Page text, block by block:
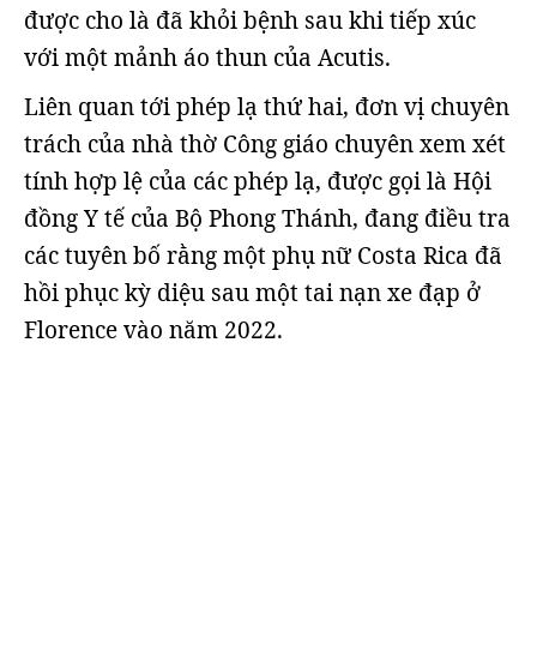
được cho là đã khỏi bệnh sau khi tiếp xúc
với một mảnh áo thun của Acutis.
Liên quan tới phép lạ thứ hai, đơn vị chuyên
trách của nhà thờ Công giáo chuyên xem xét
tính hợp lệ của các phép lạ, được gọi là Hội
đồng Y tế của Bộ Phong Thánh, đang điều tra
các tuyên bố rằng một phụ nữ Costa Rica đã
hồi phục kỳ diệu sau một tai nạn xe đạp ở
Florence vào năm 2022.